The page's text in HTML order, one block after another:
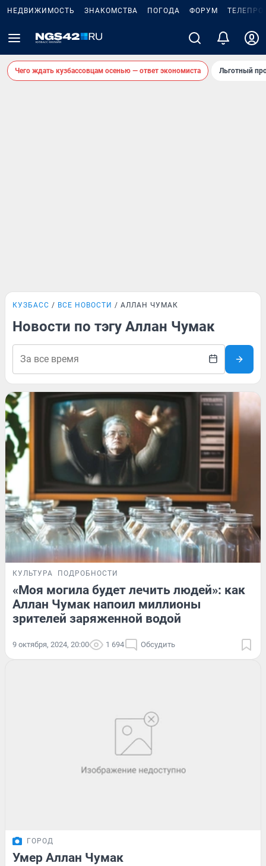
НЕДВИЖИМОСТЬ ЗНАКОМСТВА ПОГОДА ФОРУМ
Чего ждать кузбассовцам осенью — ответ экономиста Льготный
КУЗБАСС ВСЕ НОВОСТИ АЛЛАН ЧУМАК
Новости по тэгу Аллан Чумак
КУЛЬТУРА ПОДРОБНОСТИ
«Моя могила будет лечить людей»: как
Аллан Чумак напоил миллионы
зрителей заряженной водой
9 октября, 2024, 20:00 1 694 Обсудить
ГОРОД
Умер Аллан Чумак